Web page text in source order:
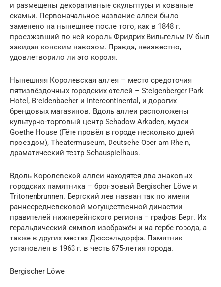
и размещены декоративные скульптуры и кованые
скамьи. Первоначальное название аллеи было
заменено на нынешнее после того, как в 1848 г.
проезжавший по ней король Фридрих Вильгельм IV был
закидан конским навозом. Правда, неизвестно,
удовлетворило ли это короля.
Нынешняя Королевская аллея – место средоточия
пятизвёздочных городских отелей – Steigenberger Park
Hotel, Breidenbacher и Intercontinental, и дорогих
брендовых магазинов. Вдоль аллеи расположены
культурно-торговый центр Schadow Arkaden, музеи
Goethe House (Гёте провёл в городе несколько дней
проездом), Theatermuseum, Deutsche Oper am Rhein,
драматический театр Schauspielhaus.
Вдоль Королевской аллеи находятся два знаковых
городских памятника – бронзовый Bergischer Löwe и
Tritonenbrunnen. Бергский лев назван так по имени
раннесредневековой могущественной династии
правителей нижнерейнского региона – графов Берг. Их
геральдический символ изображён и на гербе города, а
также в других местах Дюссельдорфа. Памятник
установлен в 1963 г. в честь 675-летия города.
Bergischer Löwe